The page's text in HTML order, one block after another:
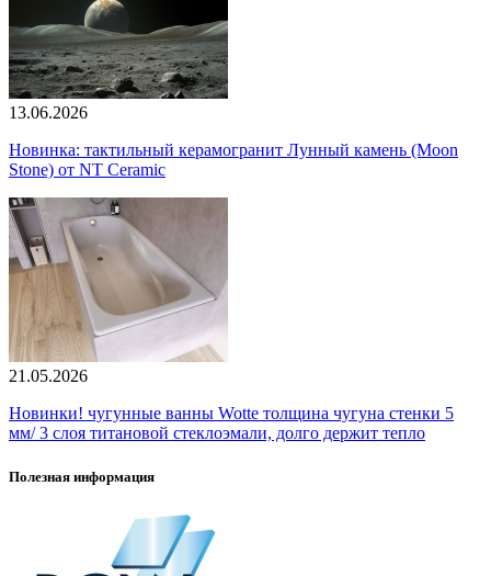
13.06.2026
Новинка: тактильный керамогранит Лунный камень (Moon
Stone) от NT Ceramic
21.05.2026
Новинки! чугунные ванны Wotte толщина чугуна стенки 5
мм/ 3 слоя титановой стеклоэмали, долго держит тепло
Полезная информация